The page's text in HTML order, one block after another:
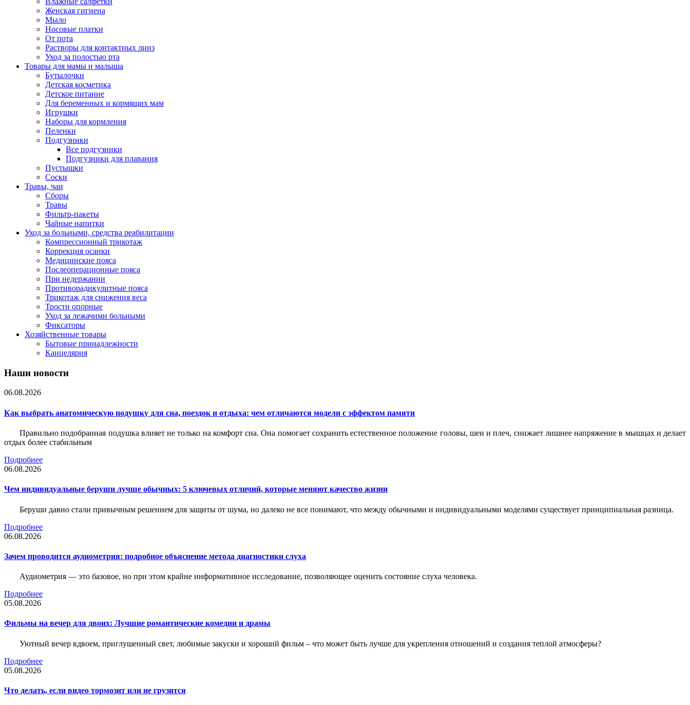
Женская гигиена
Мыло
Носовые платки
От пота
Растворы для контактных линз
Уход за полостью рта
Товары для мамы и малыша
Бутылочки
Детская косметика
Детское питание
Для беременных и кормящих мам
Игрушки
Наборы для кормления
Пеленки
Подгузники
Все подгузники
Подгузники для плавания
Пустышки
Соски
Травы, чаи
Сборы
Травы
Фильтр-пакеты
Чайные напитки
Уход за больными, средства реабилитации
Компрессионный трикотаж
Коррекция осанки
Медицинские пояса
Послеоперационные пояса
При недержании
Противорадикулитные пояса
Трикотаж для снижения веса
Трости опорные
Уход за лежачими больными
Фиксаторы
Хозяйственные товары
Бытовые принадлежности
Канцелярия
Наши новости
06.08.2026
Как выбрать анатомическую подушку для сна, поездок и отдыха: чем отличаются модели с эффектом памяти
Правильно подобранная подушка влияет не только на комфорт сна. Она помогает сохранить естественное положение головы, шеи и плеч, снижает лишнее напряжение в мышцах и делает
отдых более стабильным
Подробнее
06.08.2026
Чем индивидуальные беруши лучше обычных: 5 ключевых отличий, которые меняют качество жизни
Беруши давно стали привычным решением для защиты от шума, но далеко не все понимают, что между обычными и индивидуальными моделями существует принципиальная разница.
Подробнее
06.08.2026
Зачем проводится аудиометрия: подробное объяснение метода диагностики слуха
Аудиометрия — это базовое, но при этом крайне информативное исследование, позволяющее оценить состояние слуха человека.
Подробнее
05.08.2026
Фильмы на вечер для двоих: Лучшие романтические комедии и драмы
Уютный вечер вдвоем, приглушенный свет, любимые закуски и хороший фильм – что может быть лучше для укрепления отношений и создания теплой атмосферы?
Подробнее
05.08.2026
Что делать, если видео тормозит или не грузится